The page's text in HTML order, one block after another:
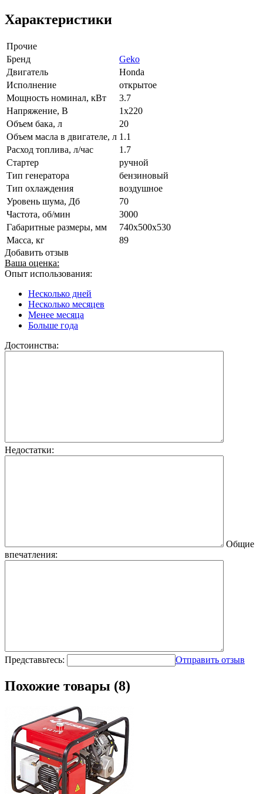
Характеристики
Прочие
Бренд
Geko
Двигатель
Honda
Исполнение
открытое
Мощность номинал, кВт
3.7
Напряжение, В
1x220
Объем бака, л
20
Объем масла в двигателе, л 1.1
Расход топлива, л/час
1.7
Стартер
ручной
Тип генератора
бензиновый
Тип охлаждения
воздушное
Уровень шума, Дб
70
Частота, об/мин
3000
Габаритные размеры, мм
740х500х530
Масса, кг
89
Добавить отзыв
Ваша оценка:
Опыт использования:
Несколько дней
Несколько месяцев
Менее месяца
Больше года
Достоинства:
Недостатки:
Общие
впечатления:
Представьтесь: Отправить отзыв
Похожие товары (8)